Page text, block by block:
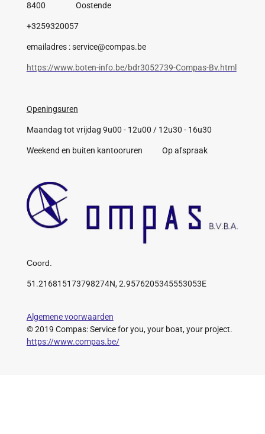
8400 Oostende
+3259320057
emailadres : service@compas.be
https://www.boten-info.be/bdr3052739-Compas-Bv.html
Openingsuren
Maandag tot vrijdag 9u00 - 12u00 / 12u30 - 16u30
Weekend en buiten kantooruren Op afspraak
Coord.
51.216815173798274N, 2.9576205345553053E
Algemene voorwaarden
© 2019 Compas: Service for you, your boat, your project.
https://www.compas.be/